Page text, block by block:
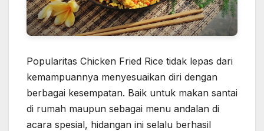
Popularitas Chicken Fried Rice tidak lepas dari
kemampuannya menyesuaikan diri dengan
berbagai kesempatan. Baik untuk makan santai
di rumah maupun sebagai menu andalan di
acara spesial, hidangan ini selalu berhasil